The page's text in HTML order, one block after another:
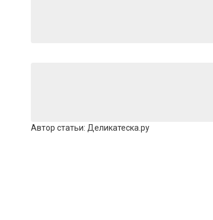
Автор статьи: Деликатеска.ру